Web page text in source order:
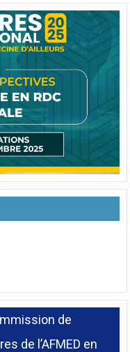
de
de l’AFMED en